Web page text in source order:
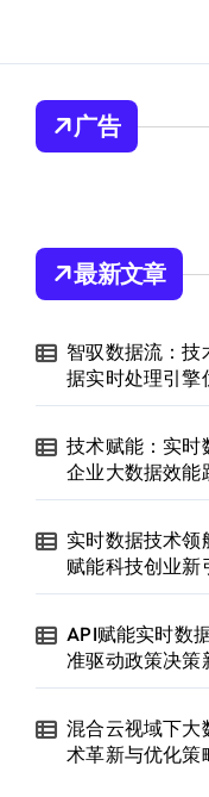
广告
最新文章
智驭数据流：技
据实时处理引擎
技术赋能：实时
企业大数据效能
实时数据技术领
赋能科技创业新
API赋能实时数
准驱动政策决策
混合云视域下大
术革新与优化策